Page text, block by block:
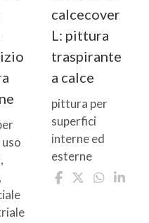
calcecover
L: pittura
traspirante
a calce
pittura per
superfici
interne ed
esterne